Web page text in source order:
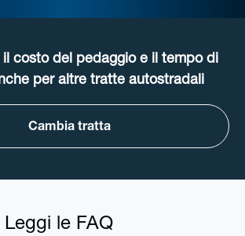
il costo del pedaggio e il tempo di
per altre tratte autostradali
Cambia tratta
le FAQ